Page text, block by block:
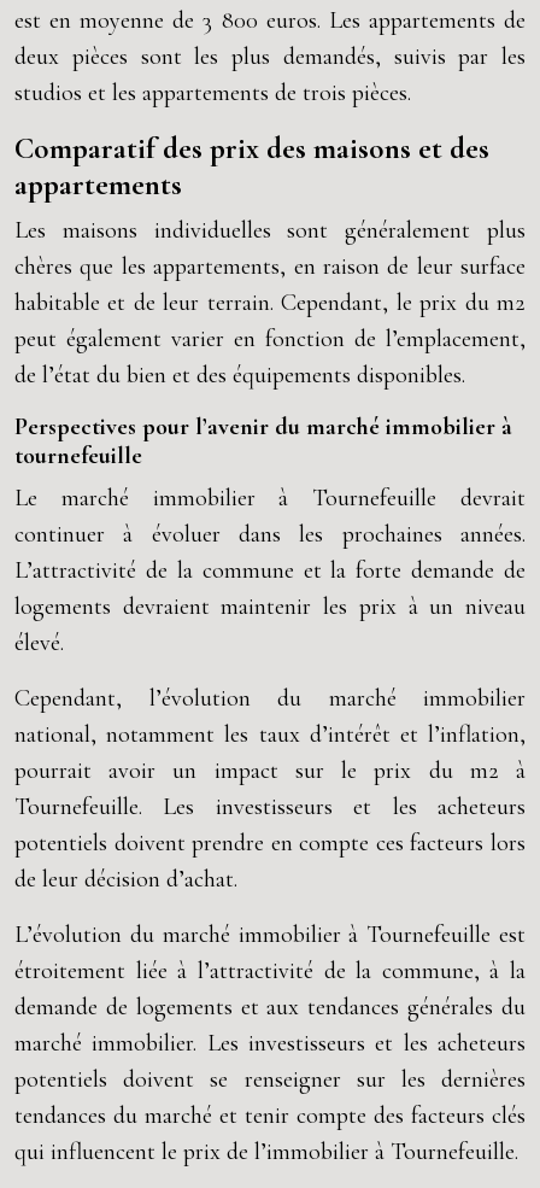
est en moyenne de 3 800 euros. Les appartements de
deux pièces sont les plus demandés, suivis par les
studios et les appartements de trois pièces.
Comparatif des prix des maisons et des
appartements
Les maisons individuelles sont généralement plus
chères que les appartements, en raison de leur surface
habitable et de leur terrain. Cependant, le prix du m2
peut également varier en fonction de l’emplacement,
de l’état du bien et des équipements disponibles.
Perspectives pour l’avenir du marché immobilier à
tournefeuille
Le marché immobilier à Tournefeuille devrait
continuer à évoluer dans les prochaines années.
L’attractivité de la commune et la forte demande de
logements devraient maintenir les prix à un niveau
élevé.
Cependant, l’évolution du marché immobilier
national, notamment les taux d’intérêt et l’inflation,
pourrait avoir un impact sur le prix du m2 à
Tournefeuille. Les investisseurs et les acheteurs
potentiels doivent prendre en compte ces facteurs lors
de leur décision d’achat.
L’évolution du marché immobilier à Tournefeuille est
étroitement liée à l’attractivité de la commune, à la
demande de logements et aux tendances générales du
marché immobilier. Les investisseurs et les acheteurs
potentiels doivent se renseigner sur les dernières
tendances du marché et tenir compte des facteurs clés
qui influencent le prix de l’immobilier à Tournefeuille.